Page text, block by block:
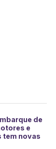
de
e
tem novas